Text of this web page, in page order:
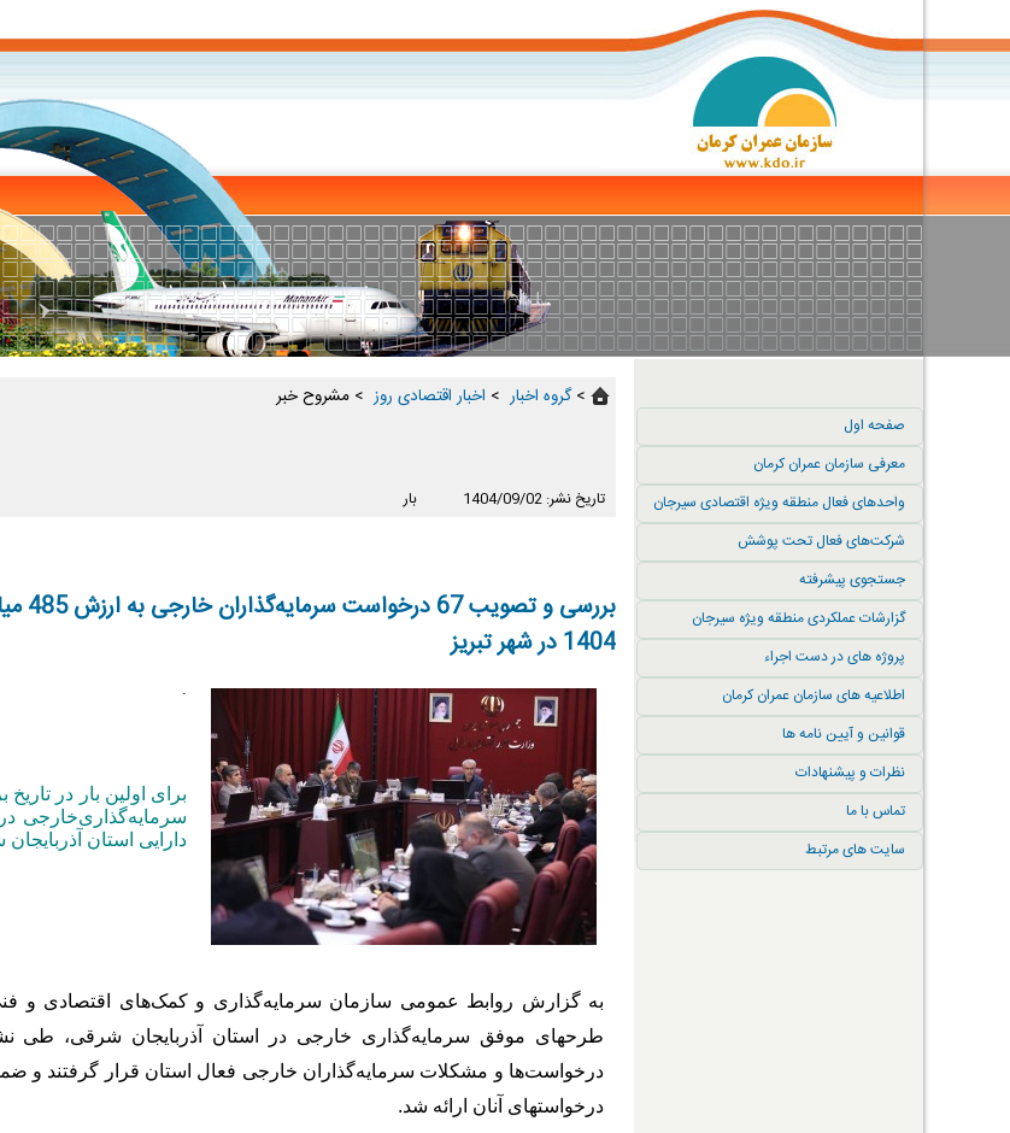
صفحه اول
معرفی سازمان عمران کرمان
واحدهای فعال منطقه ویژه اقتصادی سیرجان
شرکت‌های فعال تحت پوشش
جستجوی پیشرفته
گزارشات عملکردی منطقه ویژه سیرجان
پروژه های در دست اجراء
اطلاعیه های سازمان عمران کرمان
قوانین و آیین نامه ها
نظرات و پیشنهادات
تماس با ما
سایت های مرتبط
>گروه اخبار ‏ > اخبار اقتصادی روز ‏ > مشروح خبر
تاریخ نشر: 1404/09/02 بار
1404 در شهر تبریز
.
سرمایه‌گذاری‌خارجی
دارایی استان
به گزارش روابط عمومی سازمان سرمایه‌گذاری و کمک‌های اقتصادی و
طرحهای موفق سرمایه‌گذاری خارجی در استان آذربایجان‌ شرقی، طی
درخواست‌ها و مشکلات سرمایه‌گذاران خارجی فعال استان قرار گرفتند و
درخواستهای آنان ارائه شد.